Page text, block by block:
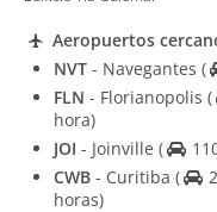
Aeropuertos
NVT - Navegantes (
FLN - Florianopolis (
hora)
JOI - Joinville (
CWB - Curitiba (
horas)